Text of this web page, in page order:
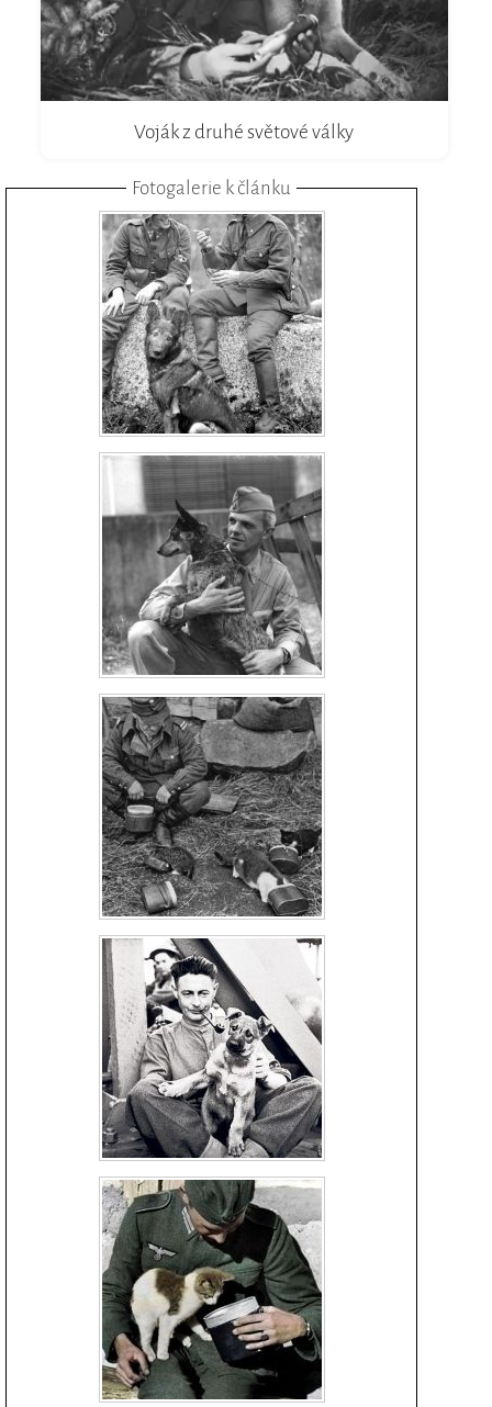
Voják z druhé světové války
Fotogalerie k článku